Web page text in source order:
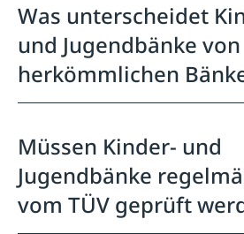
Was unterscheidet
und Jugendbänke von
herkömmlichen
Müssen Kinder- und
Jugendbänke
vom TÜV geprüft